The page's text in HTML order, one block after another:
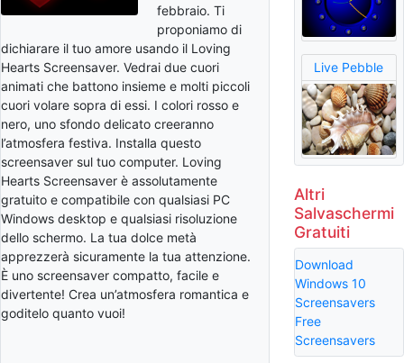
febbraio. Ti
proponiamo di
dichiarare il tuo amore usando il Loving
Hearts Screensaver. Vedrai due cuori
animati che battono insieme e molti piccoli
cuori volare sopra di essi. I colori rosso e
nero, uno sfondo delicato creeranno
l’atmosfera festiva. Installa questo
screensaver sul tuo computer. Loving
Hearts Screensaver è assolutamente
gratuito e compatibile con qualsiasi PC
Windows desktop e qualsiasi risoluzione
dello schermo. La tua dolce metà
apprezzerà sicuramente la tua attenzione.
È uno screensaver compatto, facile e
divertente! Crea un’atmosfera romantica e
goditelo quanto vuoi!
Live Pebble
Altri
Salvaschermi
Gratuiti
Download
Windows 10
Screensavers
Free
Screensavers